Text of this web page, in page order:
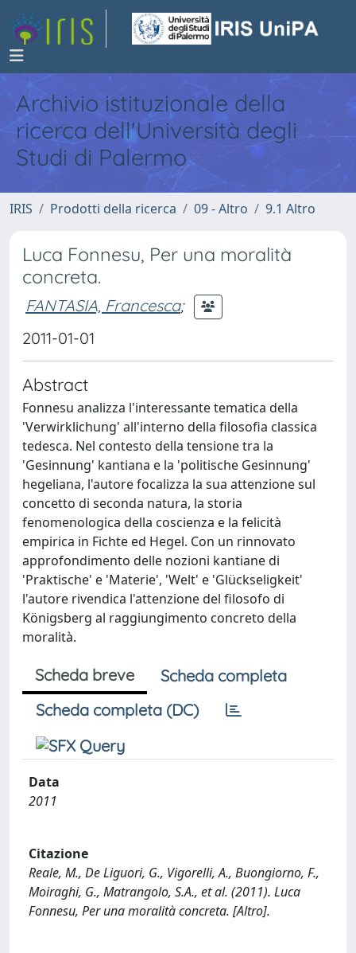
Archivio istituzionale della
ricerca dell'Università degli
Studi di Palermo
IRIS Prodotti della ricerca 09 - Altro 9.1 Altro
Luca Fonnesu, Per una moralità
concreta.
FANTASIA, Francesca;
2011-01-01
Abstract
Fonnesu analizza l'interessante tematica della
'Verwirklichung' all'interno della filosofia classica
tedesca. Nel contesto della tensione tra la
'Gesinnung' kantiana e la 'politische Gesinnung'
hegeliana, l'autore focalizza la sua attenzione sul
concetto di seconda natura, la storia
fenomenologica della coscienza e la felicità
empirica in Fichte ed Hegel. Con un rinnovato
approfondimento delle nozioni kantiane di
'Praktische' e 'Materie', 'Welt' e 'Glückseligkeit'
l'autore rivendica l'attenzione del filosofo di
Königsberg al raggiungimento concreto della
moralità.
Scheda breve
Scheda completa
Scheda completa (DC)
Data
2011
Citazione
Reale, M., De Liguori, G., Vigorelli, A., Buongiorno, F.,
Moiraghi, G., Matrangolo, S.A., et al. (2011). Luca
Fonnesu, Per una moralità concreta. [Altro].